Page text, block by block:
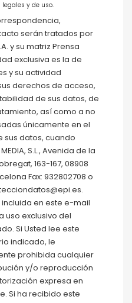
y de uso.
serán tratados por
y su matriz Prensa
exclusiva es la de
y su actividad
derechos de acceso,
de sus datos, de
así como a no
únicamente en el
datos, cuando
S.L., Avenida de la
163-167, 08908
Fax: 932802708 o
incluida en este e-mail
uso exclusivo del
Si Usted lee este
indicado, le
prohibida cualquier
y/o reproducción
expresa en
Si ha recibido este